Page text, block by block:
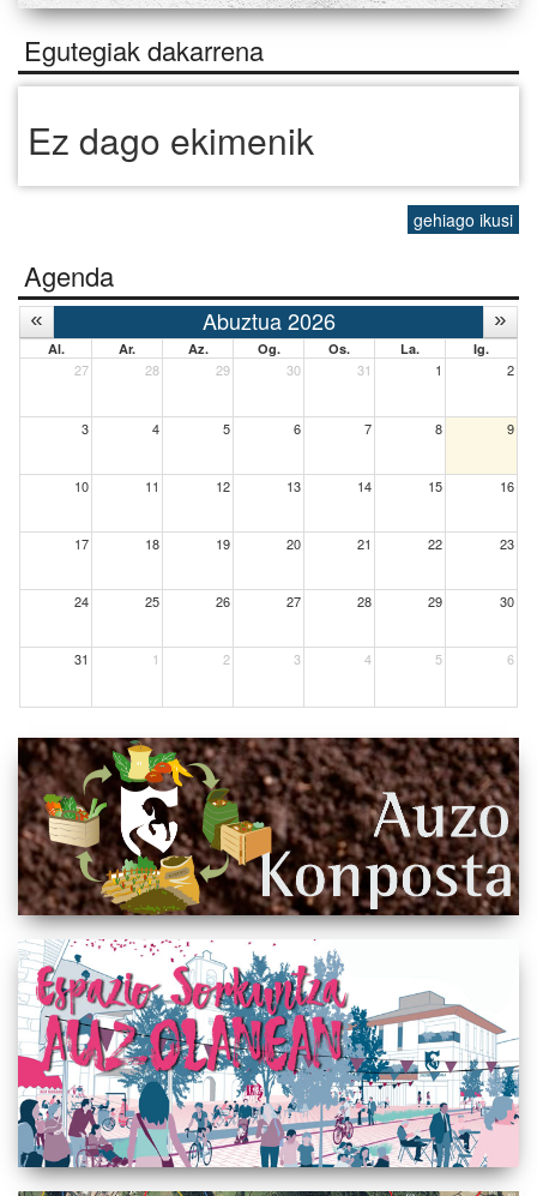
Egutegiak dakarrena
Ez dago ekimenik
gehiago ikusi
Agenda
Abuztua 2026
Al. Ar. Az. Og. Os. La. Ig.
27 28 29 30 31 1 2
3 4 5 6 7 8 9
10 11 12 13 14 15 16
17 18 19 20 21 22 23
24 25 26 27 28 29 30
31 1 2 3 4 5 6